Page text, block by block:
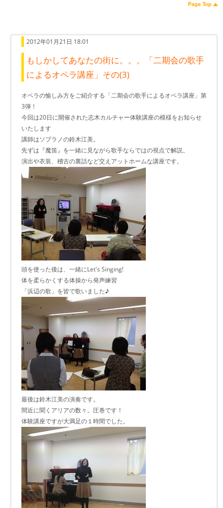
2012年01月21日 18:01
もしかしてあなたの街​に。。。「二期会の歌​手
によるオペラ講座」その(3)
オペラの愉しみ方をご紹介する「二期会の歌​手によるオペラ講座」第
3弾！
今回は20日に開催された志木カルチャー体験講座の模様をお知らせ
いたします
講師はソプラノの鈴木江美。
先ずは『魔笛』を一緒に見ながら歌手ならではの視点で解説。
演出や衣装、稽古の裏話など交えアットホームな講座です。
頭を使った後は、一緒にLet's Singing!
体を柔らかくする体操から発声練習
「浜辺の歌」を皆で歌いました♪
最後は鈴木江美の演奏です。
間近に聞くアリアの数々。圧巻です！
体験講座ですが大満足の１時間でした。